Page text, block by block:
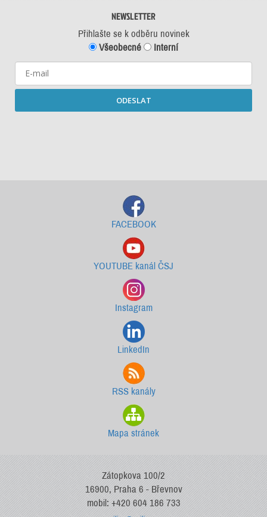
NEWSLETTER
Přihlašte se k odběru novinek
Všeobecné
Interní
ODESLAT
FACEBOOK
YOUTUBE kanál ČSJ
Instagram
LinkedIn
RSS kanály
Mapa stránek
Zátopkova 100/2
16900, Praha 6 - Břevnov
mobil: +420 604 186 733